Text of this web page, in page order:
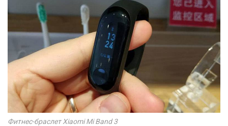
Фитнес-браслет Xiaomi Mi Band 3